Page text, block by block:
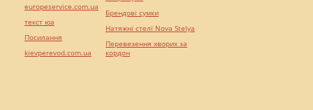
europeservice.com.ua
текст юа
Посилання
kievperevod.com.ua
Брендові сумки
Натяжні стелі Nova Stelya
Перевезення хворих за
кордон